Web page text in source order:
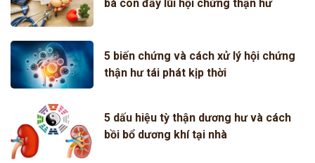
bà con đẩy lùi hội chứng thận hư
5 biến chứng và cách xử lý hội chứng
thận hư tái phát kịp thời
5 dấu hiệu tỳ thận dương hư và cách
bồi bổ dương khí tại nhà